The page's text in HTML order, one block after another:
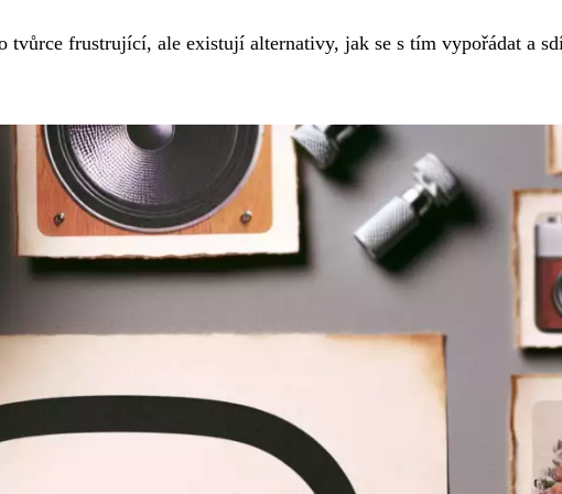
tvůrce frustrující, ale existují alternativy, jak se s tím vypořádat a